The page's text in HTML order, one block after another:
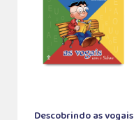
Descobrindo as vogais